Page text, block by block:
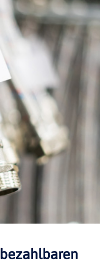
Gebäudetechnik
Hochbau /
Lieferungen
Tiefbau
Verkehrsbau